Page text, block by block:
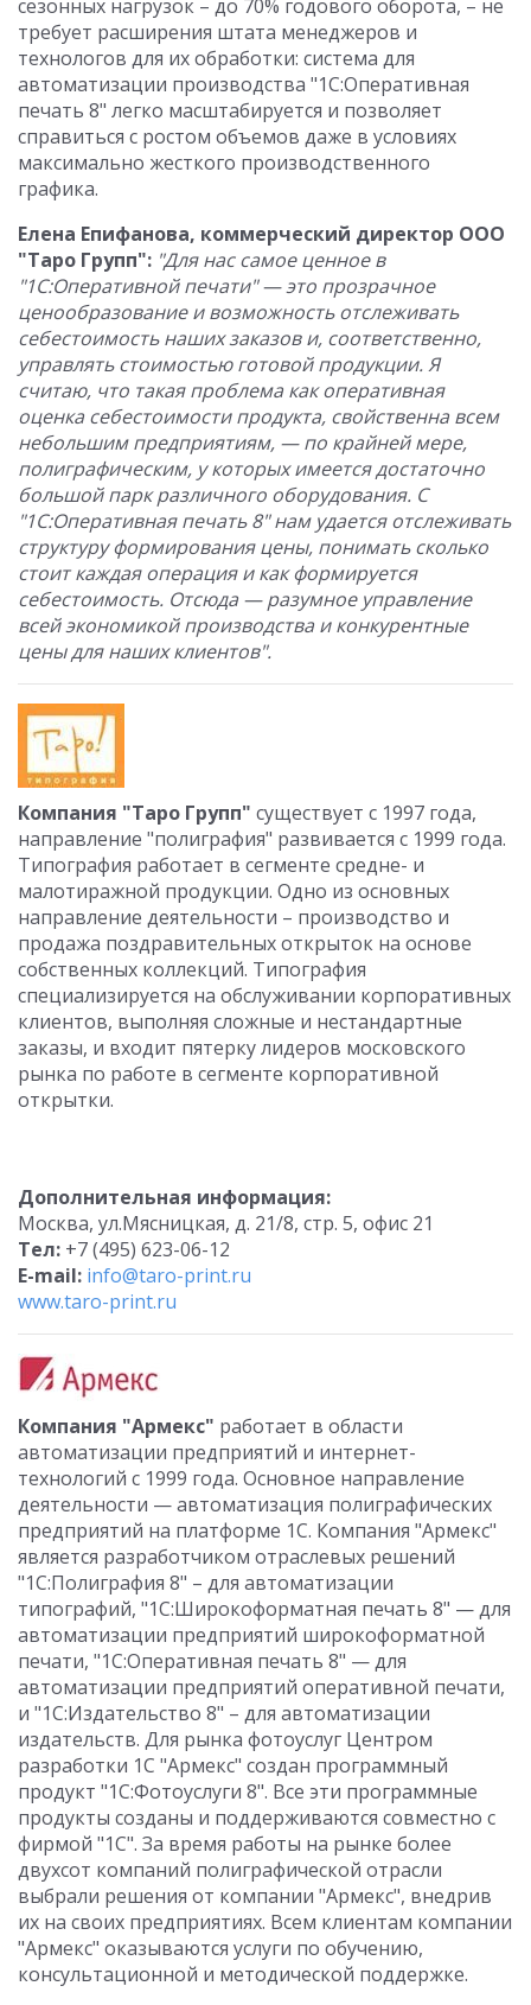
сезонных нагрузок – до 70% годового оборота, – не
требует расширения штата менеджеров и
технологов для их обработки: система для
автоматизации производства "1С:Оперативная
печать 8" легко масштабируется и позволяет
справиться с ростом объемов даже в условиях
максимально жесткого производственного
графика.
Елена Епифанова, коммерческий директор ООО
"Таро Групп": "Для нас самое ценное в
"1С:Оперативной печати" — это прозрачное
ценообразование и возможность отслеживать
себестоимость наших заказов и, соответственно,
управлять стоимостью готовой продукции. Я
считаю, что такая проблема как оперативная
оценка себестоимости продукта, свойственна всем
небольшим предприятиям, — по крайней мере,
полиграфическим, у которых имеется достаточно
большой парк различного оборудования. С
"1С:Оперативная печать 8" нам удается отслеживать
структуру формирования цены, понимать сколько
стоит каждая операция и как формируется
себестоимость. Отсюда — разумное управление
всей экономикой производства и конкурентные
цены для наших клиентов".
Компания "Таро Групп" существует с 1997 года,
направление "полиграфия" развивается с 1999 года.
Типография работает в сегменте средне- и
малотиражной продукции. Одно из основных
направление деятельности – производство и
продажа поздравительных открыток на основе
собственных коллекций. Типография
специализируется на обслуживании корпоративных
клиентов, выполняя сложные и нестандартные
заказы, и входит пятерку лидеров московского
рынка по работе в сегменте корпоративной
открытки.
Дополнительная информация:
Москва, ул.Мясницкая, д. 21/8, стр. 5, офис 21
Тел: +7 (495) 623-06-12
E-mail: info@taro-print.ru
www.taro-print.ru
Компания "Армекс" работает в области
автоматизации предприятий и интернет-
технологий с 1999 года. Основное направление
деятельности — автоматизация полиграфических
предприятий на платформе 1С. Компания "Армекс"
является разработчиком отраслевых решений
"1С:Полиграфия 8" – для автоматизации
типографий, "1С:Широкоформатная печать 8" — для
автоматизации предприятий широкоформатной
печати, "1С:Оперативная печать 8" — для
автоматизации предприятий оперативной печати,
и "1С:Издательство 8" – для автоматизации
издательств. Для рынка фотоуслуг Центром
разработки 1С "Армекс" создан программный
продукт "1С:Фотоуслуги 8". Все эти программные
продукты созданы и поддерживаются совместно с
фирмой "1С". За время работы на рынке более
двухсот компаний полиграфической отрасли
выбрали решения от компании "Армекс", внедрив
их на своих предприятиях. Всем клиентам компании
"Армекс" оказываются услуги по обучению,
консультационной и методической поддержке.